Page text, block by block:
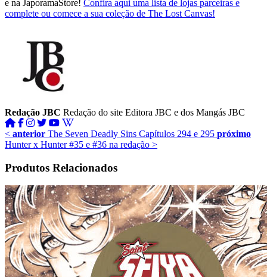
e na JaporamaStore! Confira aqui uma lista de lojas parceiras e
complete ou comece a sua coleção de The Lost Canvas!
Redação JBC Redação do site Editora JBC e dos Mangás JBC
< anterior The Seven Deadly Sins Capítulos 294 e 295 próximo
Hunter x Hunter #35 e #36 na redação >
Produtos Relacionados